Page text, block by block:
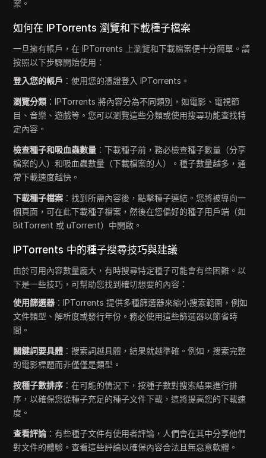
案。
如何在 IPTorrents 瀏覽和下載種子檔案
一旦擁有帳戶，在 IPTorrents 上瀏覽和下載檔案便十分簡單。請
按照以下步驟開始使用：
登入您的帳戶 ：使用您的憑證登入 IPTorrents。
瀏覽分類 ：IPTorrents 將內容分為不同類別，如電影、電視節
目、音樂、遊戲等。您可以瀏覽這些分類或使用搜尋功能查找特
定內容。
檢查種子和吸血蟲數量 ：下載種子前，務必檢查種子數量（分享
檔案的人）和吸血蟲數量（下載檔案的人）。種子數量越多，通
常下載速度越快。
下載種子檔案 ：找到所需內容後，點擊種子連結。您將被導向一
個頁面，可在此下載種子檔案，然後在您偏好的種子用戶端（如
BitTorrent 或 uTorrent）中開啟。
IPTorrents 中的種子搜尋技巧與建議
由於可用內容數量龐大，有時搜尋特定種子可能會有些困難。以
下是一些技巧，可幫助您找到確切想要的內容：
使用篩選器 ：IPTorrents 提供多種篩選器來縮小搜索範圍，例如
文件類型、解析度或發行年份。務必使用這些篩選器以節省時
間。
關鍵詞要具體 ：搜索詞越具體，結果就越準確。例如，搜索完整
的電影標題而非僅僅是類型。
按種子數排序 ：在可能的情況下，按種子數對搜索結果進行排
序，以確保您從種子充足的種子文件下載，這將提高您的下載速
度。
查看評論 ：有些種子文件有使用者評論，人們會在其中分享他們
對文件的體驗。查看這些評論以確保內容合法且無惡意軟體。